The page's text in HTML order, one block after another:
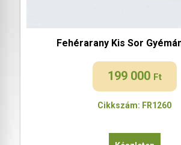
Fehérarany Kis Sor
199 000 Ft
Cikkszám: FR1260